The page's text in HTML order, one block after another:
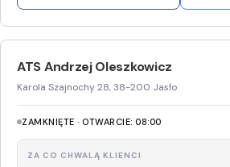
ATS Andrzej Oleszkowicz
Karola Szajnochy 28, 38-200 Jasło
ZAMKNIĘTE · OTWARCIE: 08:00
ZA CO CHWALĄ KLIENCI